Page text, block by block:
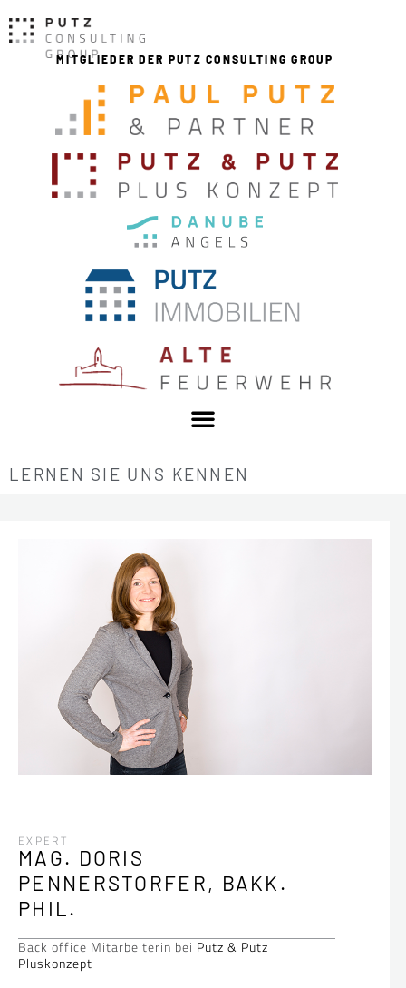
MITGLIEDER DER PUTZ CONSULTING GROUP
LERNEN SIE UNS KENNEN
EXPERT
MAG. DORIS
PENNERSTORFER, BAKK.
PHIL.
Back office Mitarbeiterin bei Putz & Putz
Pluskonzept